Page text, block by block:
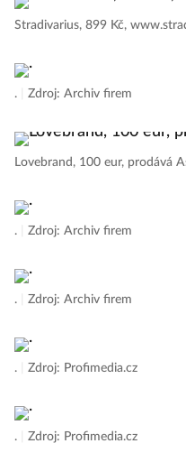
Stradivarius, 899 Kč,
. Zdroj: Archiv firem
Lovebrand, 100 eur, prodává
. Zdroj: Archiv firem
. Zdroj: Archiv firem
. Zdroj: Profimedia.cz
. Zdroj: Profimedia.cz